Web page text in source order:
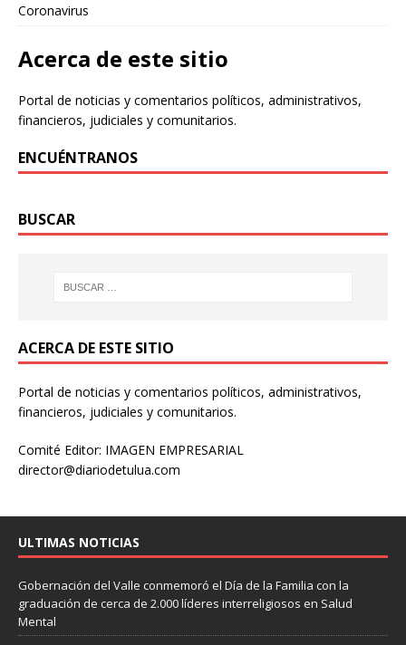
Coronavirus
Acerca de este sitio
Portal de noticias y comentarios políticos, administrativos,
financieros, judiciales y comunitarios.
ENCUÉNTRANOS
BUSCAR
ACERCA DE ESTE SITIO
Portal de noticias y comentarios políticos, administrativos,
financieros, judiciales y comunitarios.
Comité Editor: IMAGEN EMPRESARIAL
director@diariodetulua.com
ULTIMAS NOTICIAS
Gobernación del Valle conmemoró el Día de la Familia con la
graduación de cerca de 2.000 líderes interreligiosos en Salud
Mental